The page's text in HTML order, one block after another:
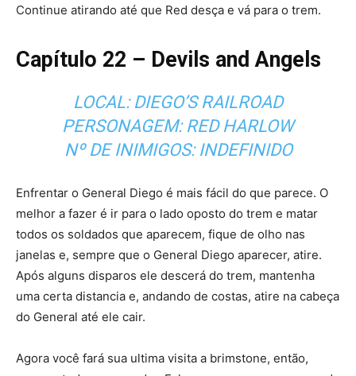
Continue atirando até que Red desça e vá para o trem.
Capítulo 22 – Devils and Angels
LOCAL: DIEGO’S RAILROAD
PERSONAGEM: RED HARLOW
Nº DE INIMIGOS: INDEFINIDO
Enfrentar o General Diego é mais fácil do que parece. O
melhor a fazer é ir para o lado oposto do trem e matar
todos os soldados que aparecem, fique de olho nas
janelas e, sempre que o General Diego aparecer, atire.
Após alguns disparos ele descerá do trem, mantenha
uma certa distancia e, andando de costas, atire na cabeça
do General até ele cair.
Agora você fará sua ultima visita a brimstone, então,